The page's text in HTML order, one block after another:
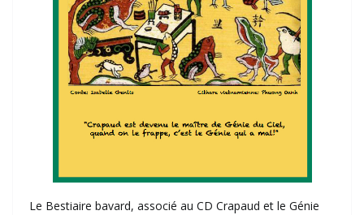
Le Bestiaire bavard, associé au CD Crapaud et le Génie